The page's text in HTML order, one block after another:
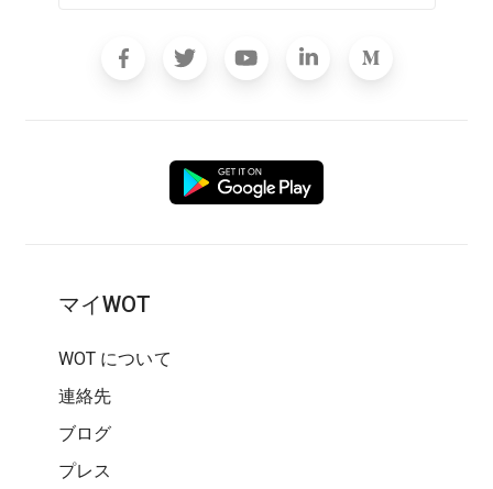
マイWOT
WOT について
連絡先
ブログ
プレス